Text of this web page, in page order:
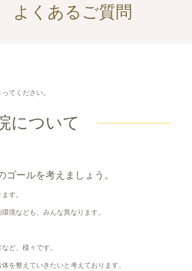
よくあるご質問
てください。
について
ールを考えましょう。
す。
境なども、みんな異なります。
ど、様々です。
を整えていきたいと考えております。